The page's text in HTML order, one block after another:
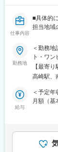
■成績等
の支店
■インセ
を正当に
■転勤は
はあり
■担当エ
■入社を
（1）社
（2）社
仕事内容
■具体的
担当地域
補修や
特に高
いの再
ち帰っ
※1日あた
※すでに
ございま
■当ポジ
アポイ
勤務地
＜勤務
ト・ワ
内全面
【最寄り
高崎駅、
給与
＜予定
月額（基
年収に
年1回■